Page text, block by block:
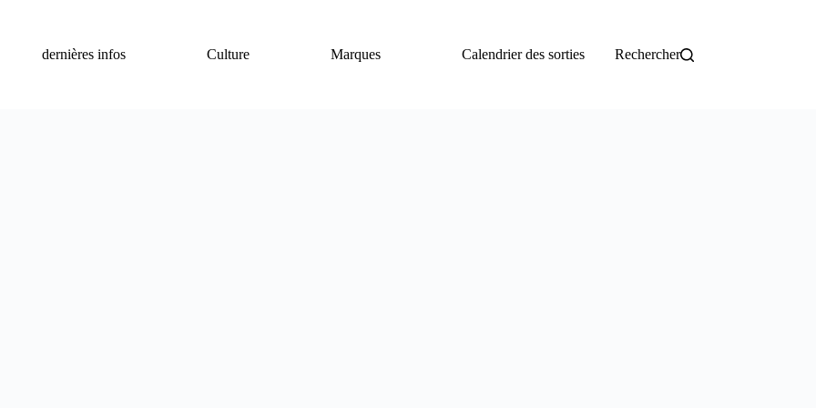
dernières infos
Culture Marques Calendrier des sorties Rechercher